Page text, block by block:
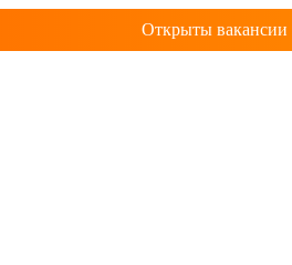
Открыты